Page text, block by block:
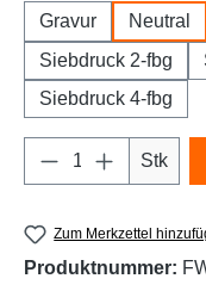
Gravur Neutral
Siebdruck 2-fbg
Siebdruck 4-fbg
Produkt Stk
Zum Merkzettel
Produktnummer:
Links unterstreichen